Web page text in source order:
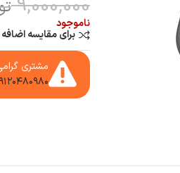
9,000,000
ناموجود
برای مقایسه
مشتری